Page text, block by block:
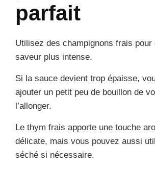
parfait
Utilisez des champignons frais pour
saveur plus intense.
Si la sauce devient trop épaisse,
ajouter un petit peu de bouillon de
l’allonger.
Le thym frais apporte une touche
délicate, mais vous pouvez aussi
séché si nécessaire.